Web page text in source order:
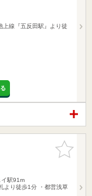
上線『五反田駅』より徒
お気に入
りに追加
イ駅91m
より徒歩1分 ・都営浅草